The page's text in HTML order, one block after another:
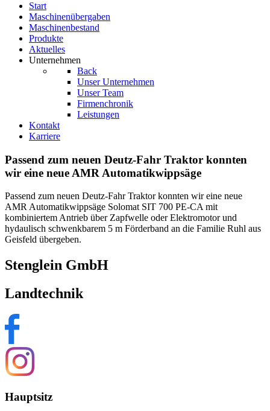
Start
Maschinenübergaben
Maschinenbestand
Produkte
Aktuelles
Unternehmen
Back
Unser Unternehmen
Unser Team
Firmenchronik
Leistungen
Kontakt
Karriere
Passend zum neuen Deutz-Fahr Traktor konnten
wir eine neue AMR Automatikwippsäge
Passend zum neuen Deutz-Fahr Traktor konnten wir eine neue
AMR Automatikwippsäge Solomat SIT 700 PE-CA mit
kombiniertem Antrieb über Zapfwelle oder Elektromotor und
hydaulisch schwenkbarem 5 m Förderband an die Familie Ruhl aus
Geisfeld übergeben.
Stenglein GmbH
Landtechnik
Hauptsitz